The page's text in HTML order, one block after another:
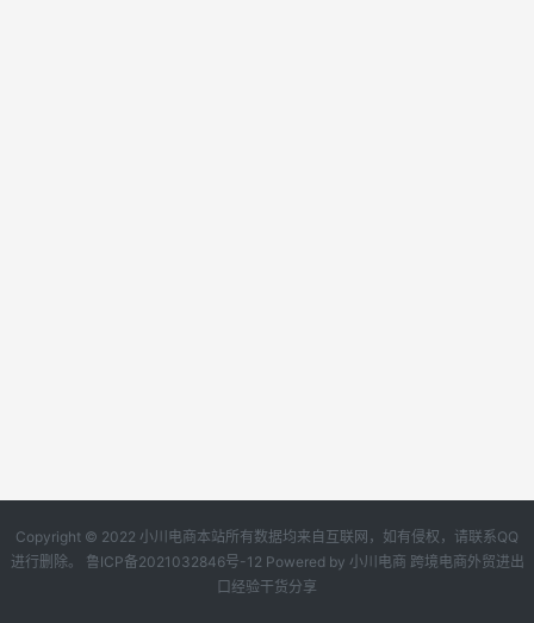
Copyright © 2022 小川电商本站所有数据均来自互联网，如有侵权，请联系QQ
进行删除。 鲁ICP备2021032846号-12 Powered by 小川电商 跨境电商外贸进出
口经验干货分享